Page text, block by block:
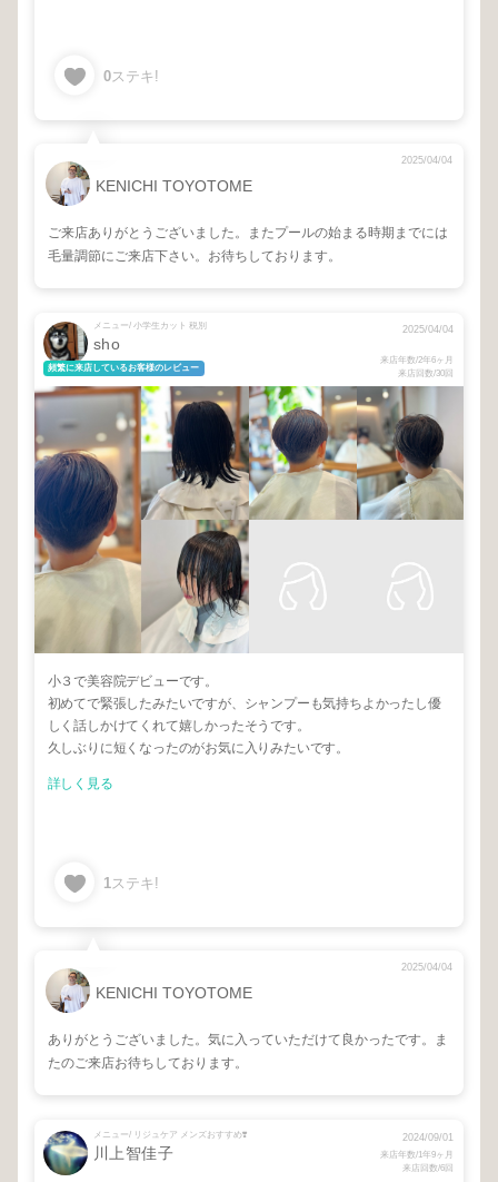
0ステキ!
KENICHI TOYOTOME
2025/04/04
ご来店ありがとうございました。またプールの始まる時期までには
毛量調節にご来店下さい。お待ちしております。
メニュー/ 小学生カット 税別
sho
頻繁に来店しているお客様のレビュー
2025/04/04
来店年数/2年6ヶ月
来店回数/30回
小３で美容院デビューです。
初めてで緊張したみたいですが、シャンプーも気持ちよかったし優
しく話しかけてくれて嬉しかったそうです。
久しぶりに短くなったのがお気に入りみたいです。
詳しく見る
1ステキ!
KENICHI TOYOTOME
2025/04/04
ありがとうございました。気に入っていただけて良かったです。ま
たのご来店お待ちしております。
メニュー/ リジュケア メンズおすすめ❣️
川上智佳子
2024/09/01
来店年数/1年9ヶ月
来店回数/6回